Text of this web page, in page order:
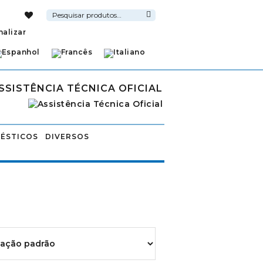
Pesquisar
por:
TÉCNICA OFICIAL
DIVERSOS